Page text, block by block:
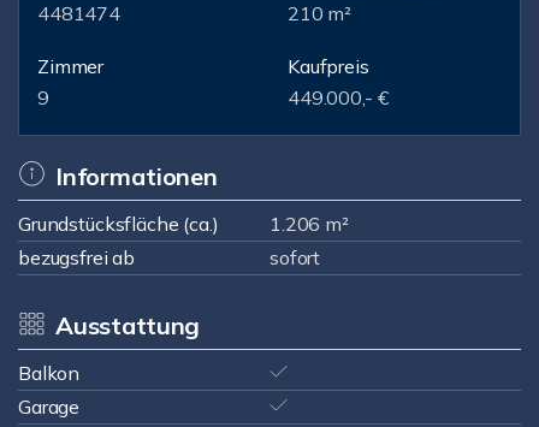
4481474
210 m²
Zimmer
9
Kaufpreis
449.000,- €
Informationen
Grundstücksfläche (ca.)
1.206 m²
bezugsfrei ab
sofort
Ausstattung
Balkon
Garage